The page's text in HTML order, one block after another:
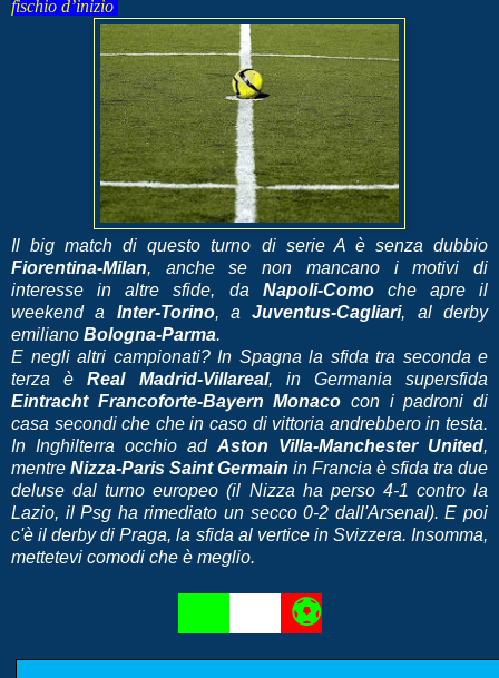
fischio d’inizio
Il big match di questo turno di serie A è senza dubbio
Fiorentina-Milan, anche se non mancano i motivi di
interesse in altre sfide, da Napoli-Comoche apre il
weekend a Inter-Torino, aJuventus-Cagliari, al derby
emiliano Bologna-Parma.
E negli altri campionati? In Spagna la sfida tra seconda e
terza èReal Madrid-Villareal, in Germania supersfida
Eintracht Francoforte-Bayern Monaco con i padroni di
casa secondi che che in caso di vittoria andrebbero in testa.
In Inghilterra occhio adAston Villa-Manchester United,
mentre Nizza-Paris Saint Germain in Francia è sfida tra due
deluse dal turno europeo (il Nizza ha perso 4-1 contro la
Lazio, il Psg ha rimediato un secco 0-2 dall'Arsenal). E poi
c'è il derby di Praga, la sfida al vertice in Svizzera. Insomma,
mettetevi comodi che è meglio.
⚽